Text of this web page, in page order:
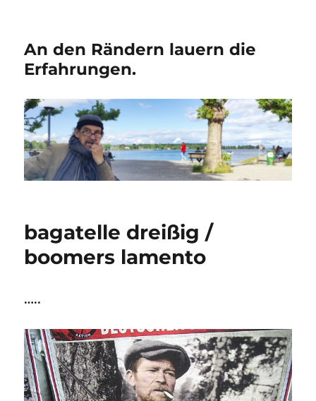
An den Rändern lauern die
Erfahrungen.
bagatelle dreißig /
boomers lamento
…..